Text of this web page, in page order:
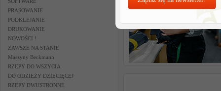
PRASOWANIE
PODKLEJANIE
DRUKOWANIE
NOWOŚCI !
ZAWSZE NA STANIE
Maszyny Beckmann
RZEPY DO WSZYCIA
DO ODZIEŻY DZIECIĘCEJ
RZEPY DWUSTRONNE